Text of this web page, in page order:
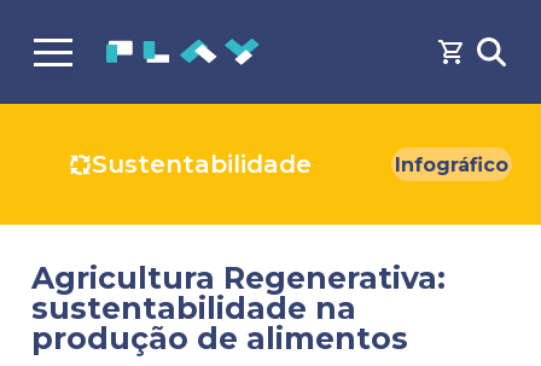
Sustentabilidade Infográfico
Agricultura Regenerativa:
sustentabilidade na
produção de alimentos